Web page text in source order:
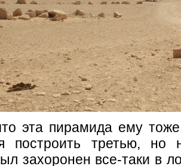
эта пирамида ему
построить третью,
захоронен все-таки в